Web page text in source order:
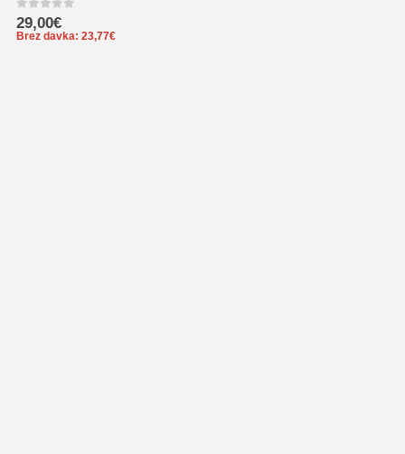
0out of 5
29,00€
Brez davka: 23,77€